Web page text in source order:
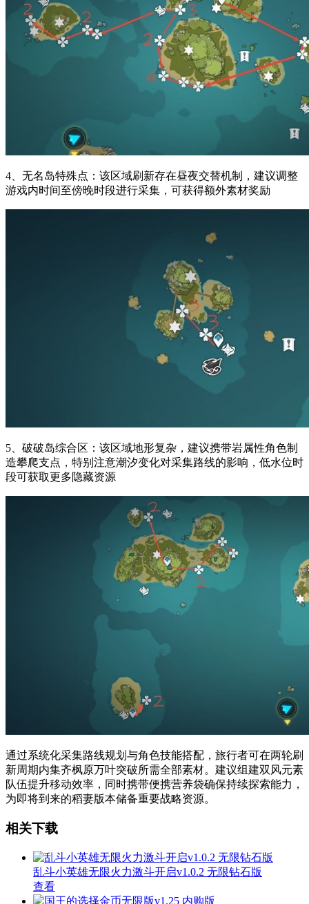
4、无名岛特殊点：该区域刷新存在昼夜交替机制，建议调整
游戏内时间至傍晚时段进行采集，可获得额外素材奖励
5、破破岛综合区：该区域地形复杂，建议携带岩属性角色制
造攀爬支点，特别注意潮汐变化对采集路线的影响，低水位时
段可获取更多隐藏资源
通过系统化采集路线规划与角色技能搭配，旅行者可在两轮刷
新周期内集齐枫原万叶突破所需全部素材。建议组建双风元素
队伍提升移动效率，同时携带便携营养袋确保持续探索能力，
为即将到来的稻妻版本储备重要战略资源。
相关下载
乱斗小英雄无限火力激斗开启v1.0.2 无限钻石版
查看